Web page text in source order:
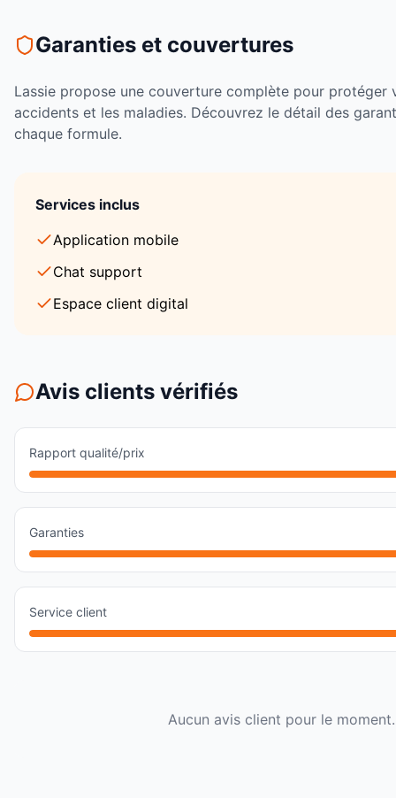
Garanties et couvertures
Lassie propose une couverture complète pour protéger
accidents et les maladies. Découvrez le détail des
chaque formule.
Services inclus
Application mobile
Chat support
Espace client digital
Avis clients vérifiés
Rapport qualité/prix
Garanties
Service client
Aucun avis client pour le moment.